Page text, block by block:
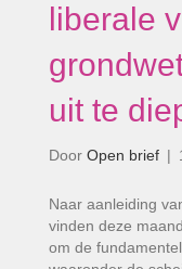
liberale
uit te
Door Open brief |
Naar aanleiding
vinden deze
om de